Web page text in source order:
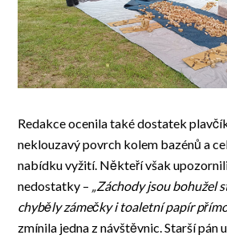
Redakce ocenila také dostatek
neklouzavý povrch kolem bazénů a
nabídku vyžití. Někteří však
nedostatky – „Záchody jsou bohužel
chyběly zámečky i toaletní papír
zmínila jedna z návštěvnic. Starší pán